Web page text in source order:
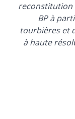
reconstitution
BP à
tourbières et
à haute